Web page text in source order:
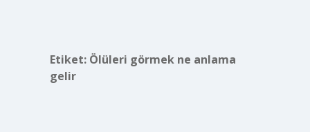
Etiket: Ölüleri görmek ne anlama
gelir